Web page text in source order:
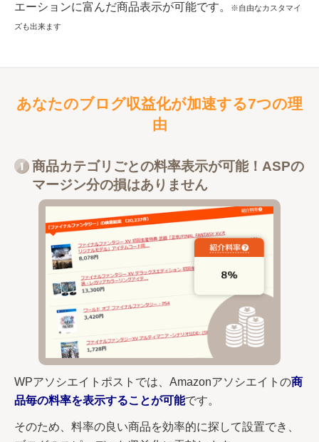
エーションに富んだ商品表示が可能です。
※自由なカスタマイ
ズも出来ます
あなたのブログ収益化が加速する7つの理
由
商品カテゴリごとの料率表示が可能！ASPの
マージン分の損はありません
WPアソシエイトポストでは、Amazonアソシエイトの商
品毎の料率を表示することが可能です。
そのため、料率の良い商品を効率的に探して設置でき、